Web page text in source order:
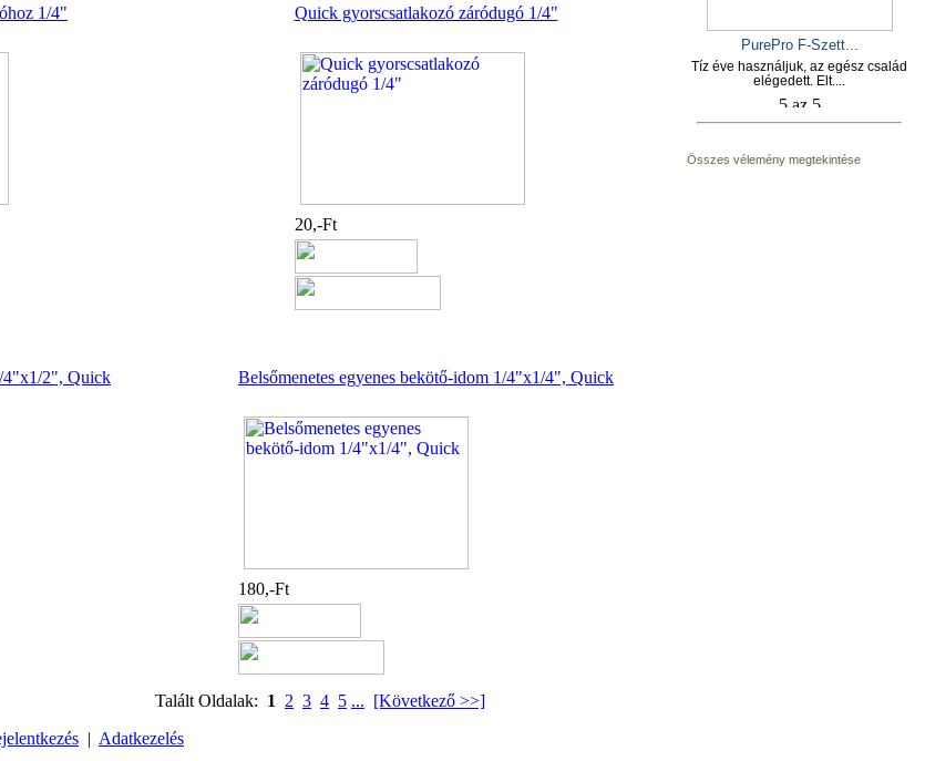
1/4" Quick gyorscsatlakozó záródugó 1/4"
20,-Ft
4"x1/2", Quick Belsőmenetes egyenes bekötő-idom 1/4"x1/4", Quick
180,-Ft
Talált Oldalak: 1 2 3 4 5 ... [Következő >>]
PurePro F-Szett...
Tíz éve használjuk, az egész család
elégedett. Elt....
Összes vélemény megtekintése
| Adatkezelés